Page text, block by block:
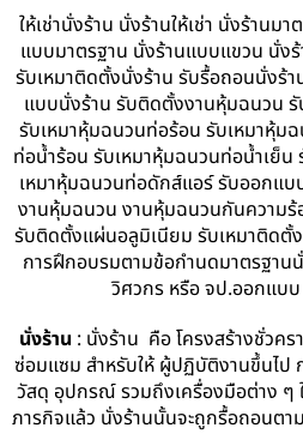
ให้เช่านั่งร้าน นั่งร้านให้เช่า นั่งร้านม
แบบมาตรฐาน นั่งร้านแบบแขวน นั่ง
รับเหมาติดตั้งนั่งร้าน รับรื้อถอนนั่งร้
แบบนั่งร้าน รับติดตั้งงานหุ้มฉนวน
รับเหมาหุ้มฉนวนท่อร้อน รับเหมาหุ้ม
ท่อน้ำร้อน รับเหมาหุ้มฉนวนท่อน้ำเย็น
เหมาหุ้มฉนวนท่อดักส์แอร์ รับออกแ
งานหุ้มฉนวน งานหุ้มฉนวนกันความ
รับติดตั้งแผ่นอลูมิเนียม รับเหมาติดตั้
การฝึกอบรมตามข้อกำนดมาตรฐาน
วิศวกร หรือ จป.ออกแบ
นั่งร้าน : นั่งร้าน คือ โครงสร้างชั่วคร
ซ่อมแซม สำหรับให้ ผู้ปฏิบัติงานขึ้นไป
วัสดุ อุปกรณ์ รวมถึงเครื่องมือต่าง ๆ
ภารกิจแล้ว นั่งร้านนั้นจะถูกรื้อถอนตา